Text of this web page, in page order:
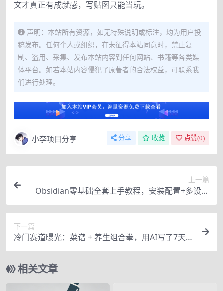
文才真正有成就感，写贴图只能当玩。
声明：本站所有资源，如无特殊说明或标注，均为用户投
稿发布。任何个人或组织，在未征得本站同意时，禁止复
制、盗用、采集、发布本站内容到任何网站、书籍等各类媒
体平台。如若本站内容侵犯了原著者的合法权益，可联系我
们进行处理。
小李项目分享 分享 收藏 点赞(0)
上一篇
Obsidian零基础全套上手教程，安装配置+多设备
同步+笔记管理+双链+AI插件全掌握
下一篇
冷门赛道曝光：菜谱 + 养生组合拳，用AI写了7天，
变现1000+
相关文章